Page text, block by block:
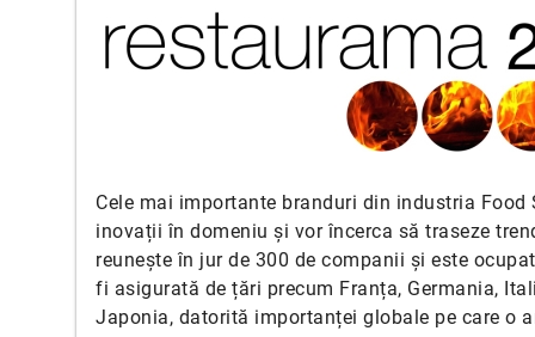
Cele mai importante branduri din industria
inovații în domeniu și vor încerca să traseze
reunește în jur de 300 de companii și este
fi asigurată de țări precum Franța, Germania,
Japonia, datorită importanței globale pe care o